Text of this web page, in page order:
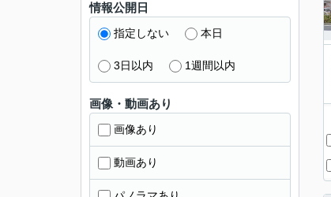
情報公開日
指定しない 本日
3日以内 1週間以内
画像・動画あり
画像あり
動画あり